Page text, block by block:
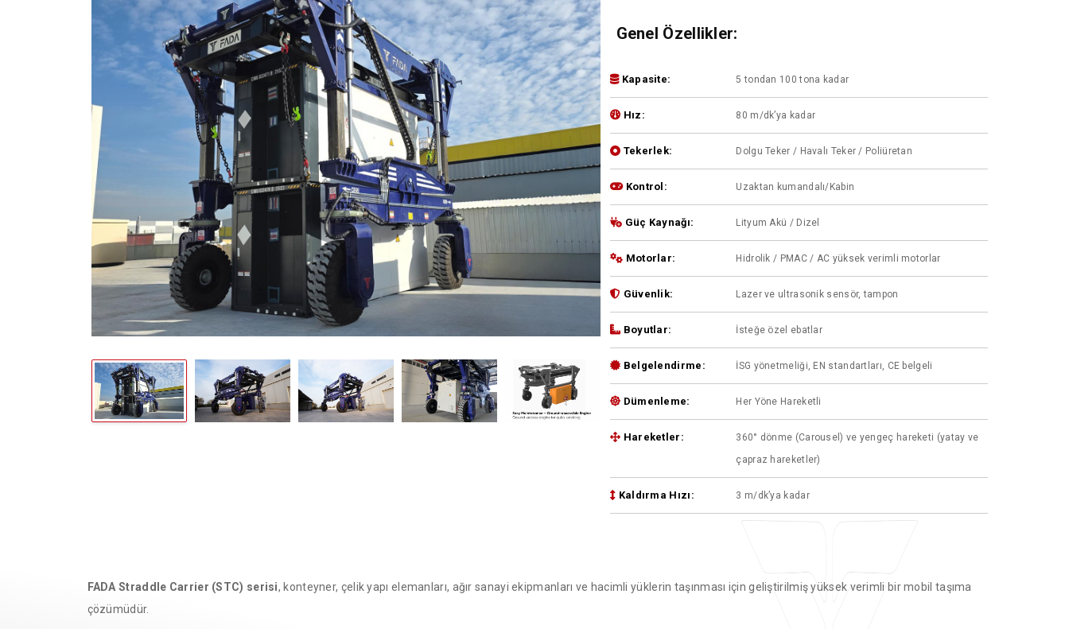
Genel Özellikler:
Kapasite: 5 tondan 100 tona kadar
Hız: 80 m/dk’ya kadar
Tekerlek: Dolgu Teker / Havalı Teker / Poliüretan
Kontrol: Uzaktan kumandalı/Kabin
Güç Kaynağı: Lityum Akü / Dizel
Motorlar: Hidrolik / PMAC / AC yüksek verimli motorlar
Güvenlik: Lazer ve ultrasonik sensör, tampon
Boyutlar: İsteğe özel ebatlar
Belgelendirme: İSG yönetmeliği, EN standartları, CE belgeli
Dümenleme: Her Yöne Hareketli
Hareketler:
360° dönme (Carousel) ve yengeç hareketi (yatay ve
çapraz hareketler)
Kaldırma Hızı: 3 m/dk’ya kadar
FADA Straddle Carrier (STC) serisi, konteyner, çelik yapı elemanları, ağır sanayi ekipmanları ve hacimli yüklerin taşınması için geliştirilmiş yüksek verimli bir mobil taşıma
çözümüdür.